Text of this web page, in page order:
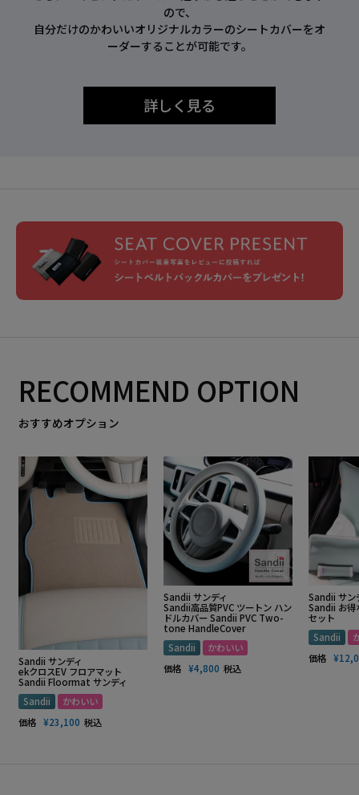
ので、
自分だけのかわいいオリジナルカラーのシートカバーをオ
ーダーすることが可能です。
詳しく見る
RECOMMEND OPTION
おすすめオプション
Sandii サンディ
ekクロスEV フロアマット
Sandii Floormat サンディ
Sandii
かわいい
価格 ¥23,100 税込
Sandii サンディ
Sandii高品質PVC ツートン ハン
ドルカバー Sandii PVC Two-
tone HandleCover
Sandii
かわいい
価格 ¥4,800 税込
Sandii サン
Sandii お得
セット
Sandii
価格 ¥